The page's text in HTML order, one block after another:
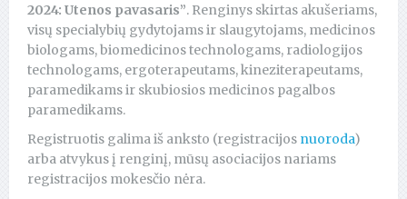
2024: Utenos pavasaris”. Renginys skirtas akušeriams,
visų specialybių gydytojams ir slaugytojams, medicinos
biologams, biomedicinos technologams, radiologijos
technologams, ergoterapeutams, kineziterapeutams,
paramedikams ir skubiosios medicinos pagalbos
paramedikams.
Registruotis galima iš anksto (registracijos nuoroda)
arba atvykus į renginį, mūsų asociacijos nariams
registracijos mokesčio nėra.